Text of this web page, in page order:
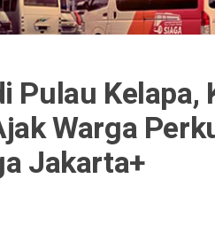
Pulau Kelapa,
Warga
Jakarta+